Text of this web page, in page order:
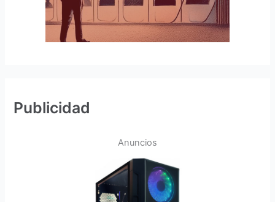
Publicidad
Anuncios